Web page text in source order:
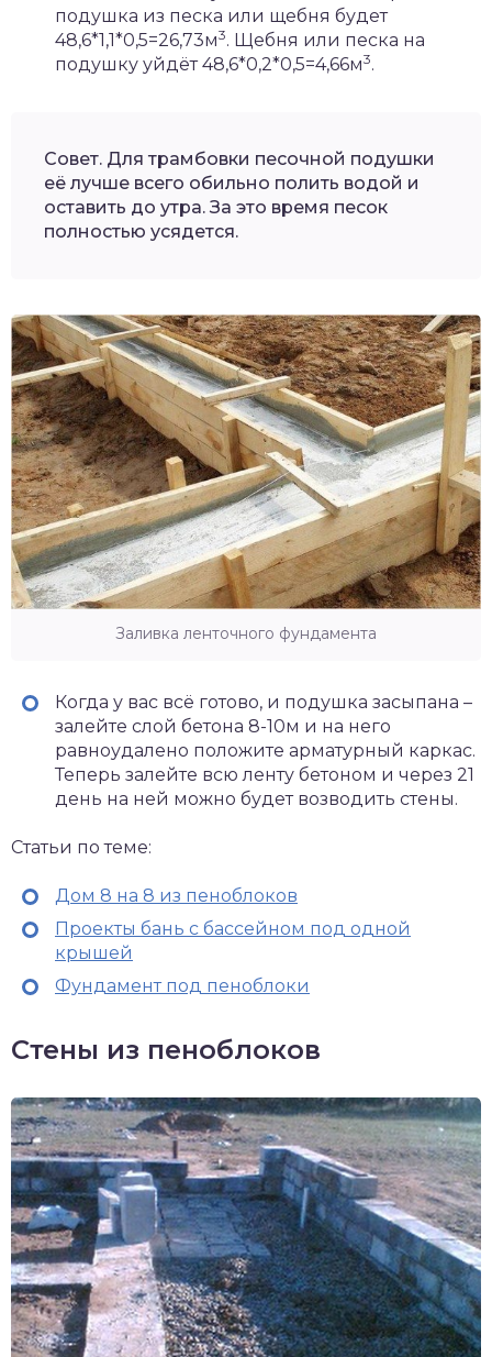
подушка из песка или щебня будет
48,6*1,1*0,5=26,73м3. Щебня или песка на
подушку уйдёт 48,6*0,2*0,5=4,66м3.
Совет. Для трамбовки песочной подушки
её лучше всего обильно полить водой и
оставить до утра. За это время песок
полностью усядется.
Заливка ленточного фундамента
Когда у вас всё готово, и подушка засыпана –
залейте слой бетона 8-10м и на него
равноудалено положите арматурный каркас.
Теперь залейте всю ленту бетоном и через 21
день на ней можно будет возводить стены.
Статьи по теме:
Дом 8 на 8 из пеноблоков
Проекты бань с бассейном под одной
крышей
Фундамент под пеноблоки
Стены из пеноблоков